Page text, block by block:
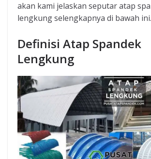
akan kami jelaskan seputar atap
lengkung selengkapnya di bawah ini.
Definisi Atap Spandek
Lengkung